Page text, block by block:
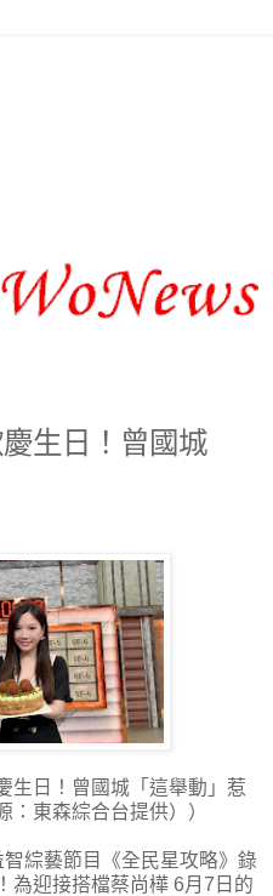
生日！曾國城
生日！曾國城「這舉動」惹
東森綜合台提供））
綜藝節目《全民星攻略》錄
為迎接搭檔蔡尚樺 6月7日的